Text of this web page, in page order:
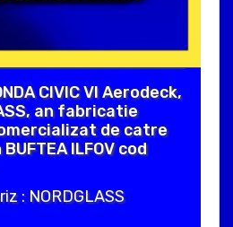
CIVIC VI Aerodeck,
an fabricatie
de catre
ILFOV cod
: NORDGLASS